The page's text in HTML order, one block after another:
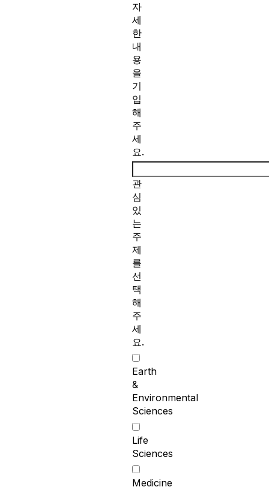
자
세
한
내
용
을
기
입
해
주
세
요.
관
심
있
는
주
제
를
선
택
해
주
세
요.
Earth
&
Environmental
Sciences
Life
Sciences
Medicine